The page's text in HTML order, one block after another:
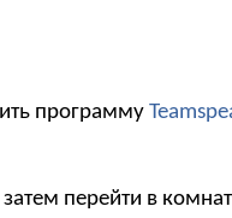
программу
перейти в